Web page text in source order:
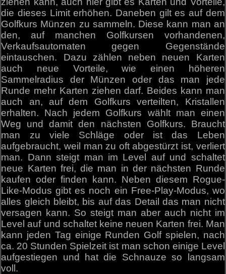
die dieses Limit erhöhen. Daneben gilt es auf dem
Golfkurs Münzen zu sammeln. Diese kann man an
den, auf manchen Golfkursen vorhandenen,
Verkaufsautomaten gegen Gegenstände
eintauschen. Dazu zählen neben neuen Karten
auch neue Vorteile, wie einen höheren
Sammelradius der Münzen oder das man jede
Runde mehr Karten ziehen darf. Beides kann man
auch an, auf dem Golfkurs verteilten, Kristallen
erhalten. Nach jedem Golfkurs wählt man einen
Weg und damit den nächsten Golfkurs. Braucht
man zu viele Schläge oder ist das Leben
aufgebraucht, weil man zu oft abgestürzt ist, verliert
man. Dann steigt man im Level auf und schaltet
neue Karten frei, die man in der nächsten Runde
kaufen oder finden kann. Neben diesem Rogue-
Like-Modus gibt es noch ein Free-Play-Modus, wo
alles gleich bleibt, bis auf das Detail das man nicht
versagen kann. So steigt man aber auch nicht im
Level auf und schaltet keine neuen Karten frei. Man
kann jeden Tag einige Runden Golf spielen, nach
ca. 20 Stunden Spielzeit ist man schon einige Level
aufgestiegen und hat die Schnauze so langsam
voll.